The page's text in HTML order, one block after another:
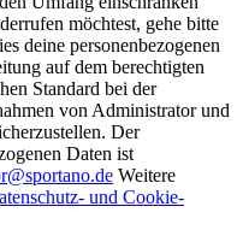
möchtest, gehe bitte
deine personenbezogenen
auf dem berechtigten
Standard bei der
von Administrator und
Der
Daten ist
Weitere
und Cookie-